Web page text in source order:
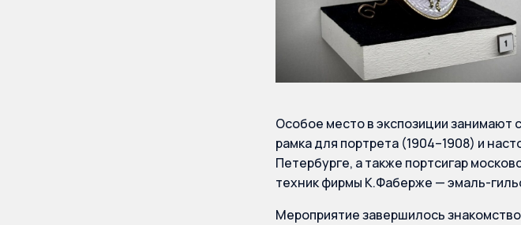
Особое место в экспозиции
рамка для портрета (1904–1908) и
Петербурге, а также портсигар
техник фирмы К.Фаберже — эмаль-
Мероприятие завершилось